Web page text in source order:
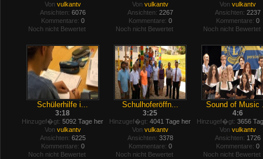
Von vulkantv
Ansichten: 6076
Kommentare: 0
Noch nicht Bewertet
Von vulkantv
Ansichten: 2267
Kommentare: 0
Noch nicht Bewertet
Von vulkantv
Ansichten: 2237
Kommentare: 0
Noch nicht Bewertet
Schülerhilfe i...
3:18
Hinzugef�gt: 5092 Tage her
Von vulkantv
Ansichten: 6225
Kommentare: 0
Noch nicht Bewertet
Schulhoferöffn...
3:25
Hinzugef�gt: 4041 Tage her
Von vulkantv
Ansichten: 3378
Kommentare: 0
Noch nicht Bewertet
Sound of Music
4:6
Hinzugef�gt: 3656
Von vulkantv
Ansichten: 1726
Kommentare: 0
Noch nicht Bewertet